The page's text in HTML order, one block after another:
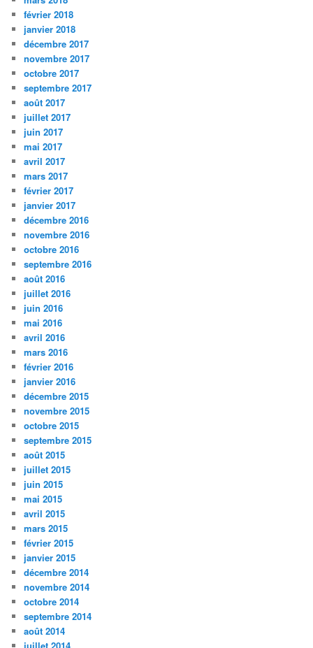
février 2018
janvier 2018
décembre 2017
novembre 2017
octobre 2017
septembre 2017
août 2017
juillet 2017
juin 2017
mai 2017
avril 2017
mars 2017
février 2017
janvier 2017
décembre 2016
novembre 2016
octobre 2016
septembre 2016
août 2016
juillet 2016
juin 2016
mai 2016
avril 2016
mars 2016
février 2016
janvier 2016
décembre 2015
novembre 2015
octobre 2015
septembre 2015
août 2015
juillet 2015
juin 2015
mai 2015
avril 2015
mars 2015
février 2015
janvier 2015
décembre 2014
novembre 2014
octobre 2014
septembre 2014
août 2014